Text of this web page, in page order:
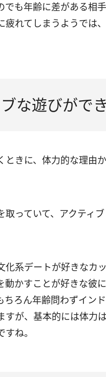
でも年齢に差がある相
疲れてしまうようでは
な遊びがで
ときに、体力的な理由
取っていて、アクティ
化系デートが好きなカ
動かすことが好きな彼
ちろん年齢問わずイン
すが、基本的には体力
ね。